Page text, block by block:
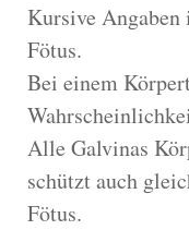
Kursive
Fötus.
Bei einem
Alle Galvinas
schützt auch
Fötus.